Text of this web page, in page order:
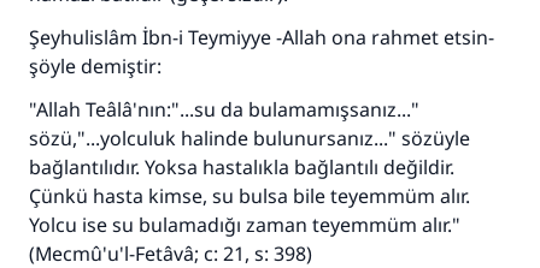
Şeyhulislâm İbn-i Teymiyye -Allah ona rahmet etsin-
şöyle demiştir:
"Allah Teâlâ'nın:"...su da bulamamışsanız..."
sözü,"...yolculuk halinde bulunursanız..." sözüyle
bağlantılıdır. Yoksa hastalıkla bağlantılı değildir.
Çünkü hasta kimse, su bulsa bile teyemmüm alır.
Yolcu ise su bulamadığı zaman teyemmüm alır."
(Mecmû'u'l-Fetâvâ; c: 21, s: 398)